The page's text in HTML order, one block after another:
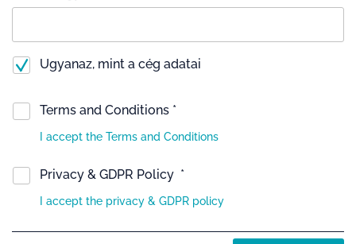
Ugyanaz, mint a cég adatai
Terms and Conditions *
I accept the Terms and Conditions
Privacy & GDPR Policy *
I accept the privacy & GDPR policy